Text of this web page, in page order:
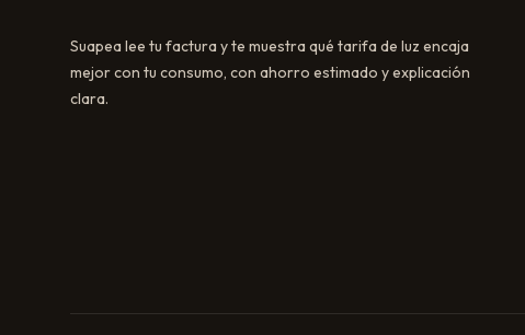
Suapea lee tu factura y te muestra qué tarifa de luz encaja
mejor con tu consumo, con ahorro estimado y explicación
clara.